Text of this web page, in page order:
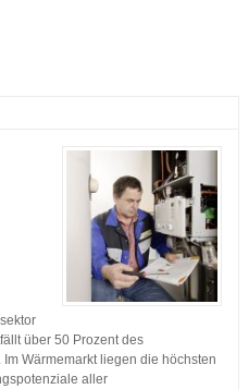
über 50 Prozent des
Wärmemarkt liegen die höchsten
aller